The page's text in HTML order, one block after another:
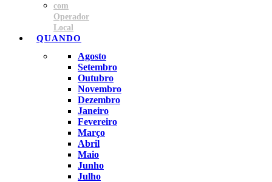
com
Operador
Local
QUANDO
Agosto
Setembro
Outubro
Novembro
Dezembro
Janeiro
Fevereiro
Março
Abril
Maio
Junho
Julho